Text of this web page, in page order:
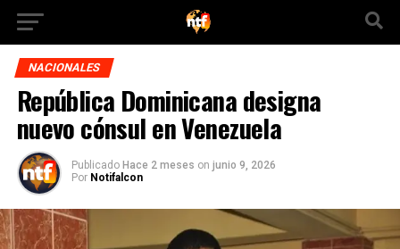
NACIONALES
República Dominicana designa
nuevo cónsul en Venezuela
Publicado Hace 2 meses on junio 9, 2026
Por Notifalcon